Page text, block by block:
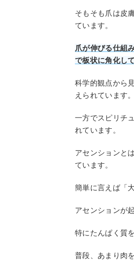
そもそも爪は皮
ています。
爪が伸びる仕組
で板状に角化し
科学的観点から
えられています。
一方でスピリチ
れています。
アセンションと
ています。
簡単に言えば「
アセンションが
特にたんぱく質
普段、あまり肉